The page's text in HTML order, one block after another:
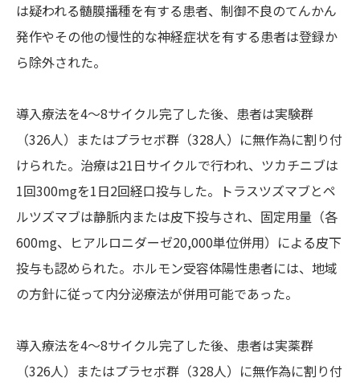
は疑われる髄膜播種を有する患者、制御不良のてんかん
発作やその他の慢性的な神経症状を有する患者は登録か
ら除外された。
導入療法を4〜8サイクル完了した後、患者は実験群
（326人）またはプラセボ群（328人）に無作為に割り付
けられた。治療は21日サイクルで行われ、ツカチニブは
1回300mgを1日2回経口投与した。トラスツズマブとペ
ルツズマブは静脈内または皮下投与され、固定用量（各
600mg、ヒアルロニダーゼ20,000単位併用）による皮下
投与も認められた。ホルモン受容体陽性患者には、地域
の方針に従って内分泌療法が併用可能であった。
導入療法を4〜8サイクル完了した後、患者は実薬群
（326人）またはプラセボ群（328人）に無作為に割り付